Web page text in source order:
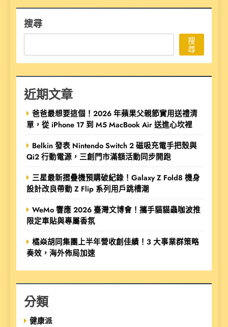
搜尋
搜
尋
近期文章
爸爸最想要這個！2026 年蘋果父親節實用送禮清
單，從 iPhone 17 到 M5 MacBook Air 送進心坎裡
Belkin 發表 Nintendo Switch 2 磁吸充電手把殼與
Qi2 行動電源，三創門市滿額活動同步開跑
三星最新摺疊機預購破紀錄！Galaxy Z Fold8 機身
設計改良帶動 Z Flip 系列用戶跳槽潮
WeMo 響應 2026 臺灣文博會！攜手貓貓蟲咖波推
限定車貼與專屬香氛
橘焱胡同集團上半年營收創佳績！3 大事業群策略
奏效，海外佈局加速
分類
健康派